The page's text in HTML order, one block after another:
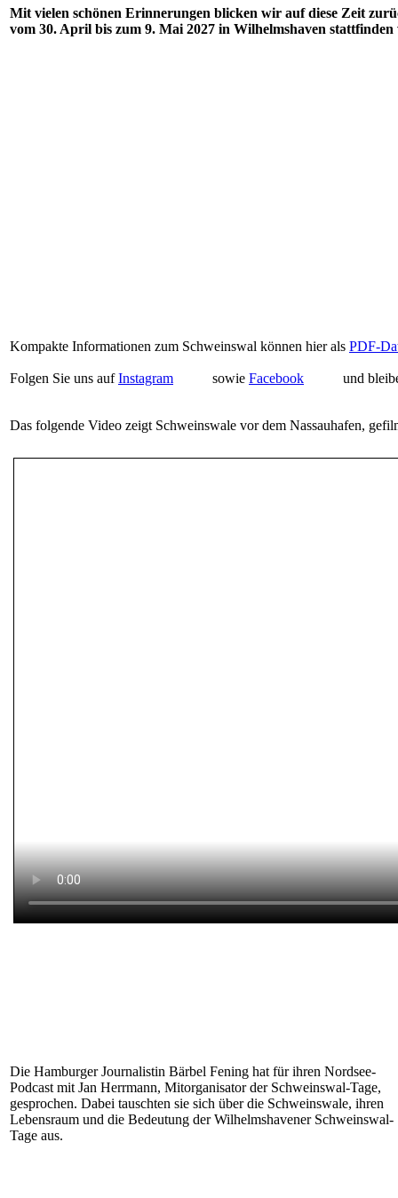
Mit vielen schönen Erinnerungen blicken wir auf diese Zeit
vom 30. April bis zum 9. Mai 2027 in Wilhelmshaven stattfinden
Kompakte Informationen zum Schweinswal können hier als PDF-
Folgen Sie uns aufInstagram sowie Facebook und
Das folgende Video zeigt Schweinswale vor dem Nassauhafen,
Die Hamburger Journalistin Bärbel Fening hat für ihren Nordsee-
Podcast mit Jan Herrmann, Mitorganisator der Schweinswal-Tage,
gesprochen. Dabei tauschten sie sich über die Schweinswale, ihren
Lebensraum und die Bedeutung der Wilhelmshavener Schweinswal-
Tage aus.